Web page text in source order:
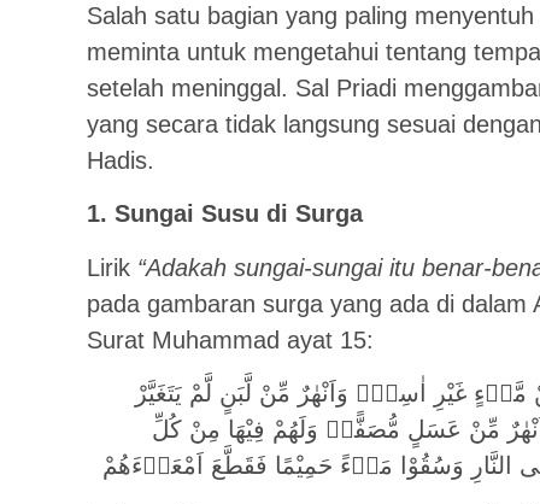
Salah satu bagian yang paling
meminta untuk mengetahui tentang
setelah meninggal. Sal Priadi
yang secara tidak langsung sesuai
Hadis.
1. Sungai Susu di Surga
Lirik “Adakah sungai-sungai itu benar-
pada gambaran surga yang ada di dalam
Surat Muhammad ayat 15:
مَّاۤءٍ غَيْرِ اٰسِنٍۚ وَاَنْهٰرٌ مِّنْ لَّبَنٍ لَّمْ يَتَغَيَّرْ
مِّنْ عَسَلٍ مُّصَفًّىۗ وَلَهُمْ فِيْهَا مِنْ كُلِّ
وَسُقُوْا مَاۤءً حَمِيْمًا فَقَطَّعَ اَمْعَاۤءَهُمْ